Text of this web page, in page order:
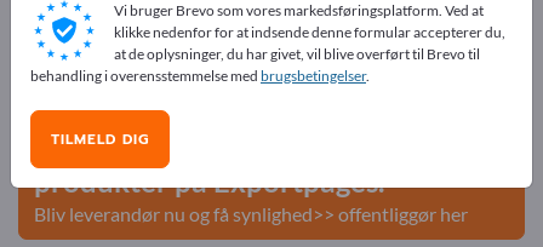
Annoncer gratis på Exportpages!
Behov – Tilbud – Brugte varer – Forretningskontakter >>
start her
Offentliggør din virksomhed og dine
produkter på Exportpages.
Bliv leverandør nu og få synlighed>> offentliggør her
Vi bruger Brevo som vores markedsføringsplatform. Ved at
klikke nedenfor for at indsende denne formular accepterer du,
at de oplysninger, du har givet, vil blive overført til Brevo til
behandling i overensstemmelse med brugsbetingelser.
TILMELD DIG